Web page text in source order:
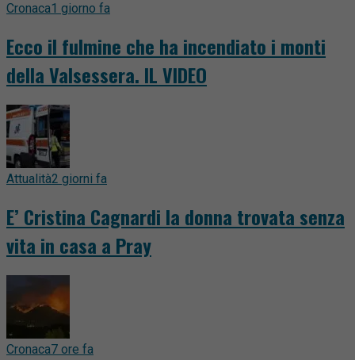
Cronaca1 giorno fa
Ecco il fulmine che ha incendiato i monti
della Valsessera. IL VIDEO
Attualità2 giorni fa
E’ Cristina Cagnardi la donna trovata senza
vita in casa a Pray
Cronaca7 ore fa